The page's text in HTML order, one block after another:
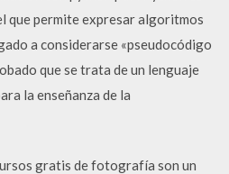
que permite expresar algoritmos
a considerarse «pseudocódigo
que se trata de un lenguaje
la enseñanza de la
gratis de fotografía son un